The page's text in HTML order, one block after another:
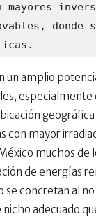
donde
un amplio
especialmente
con mayor
muchos de
de energías
se concretan al
adecuado